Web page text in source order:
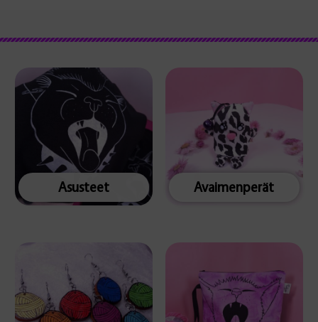
Asusteet Avaimenperät